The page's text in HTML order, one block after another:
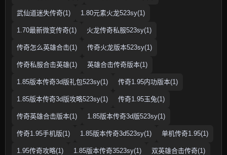
武仙道迷失传奇(1) 1.80元素火龙523sy(1)
1.70最新微变传奇(1) 火龙传奇私服523sy(1)
传奇怎么英雄合击(1) 传奇火龙版本523sy(1)
传奇私服合击英雄(1) 英雄合击传奇版本(1)
1.85版本传奇3d版礼包523sy(1) 传奇1.95内功版本(1)
1.85版本传奇3d版攻略523sy(1) 传奇1.95玉兔(1)
传奇英雄合击版本(1) 1.85版本传奇3d版523sy(1)
传奇1.95手机版(1) 1.85版本传奇3d523sy(1) 单机传奇1.95(1)
1.95传奇攻略(1) 1.85版本传奇3523sy(1) 双英雄合击传奇(1)